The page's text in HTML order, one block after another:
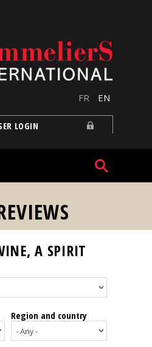
FR EN
LOGIN
A SPIRIT
Region and country